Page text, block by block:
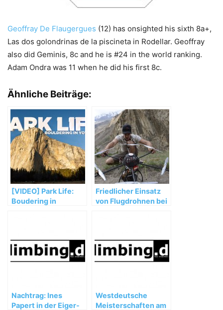
Geoffray De Flaugergues (12) has onsighted his sixth 8a+,
Las dos golondrinas de la piscineta in Rodellar. Geoffray
also did Geminis, 8c and he is #24 in the world ranking.
Adam Ondra was 11 when he did his first 8c.
Ähnliche Beiträge:
[VIDEO] Park Life:
Boudering in
Friedlicher Einsatz
von Flugdrohnen bei
Nachtrag: Ines
Papert in der Eiger-
Westdeutsche
Meisterschaften am